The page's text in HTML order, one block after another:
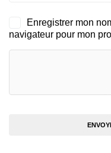
Enregistrer mon
navigateur pour mon